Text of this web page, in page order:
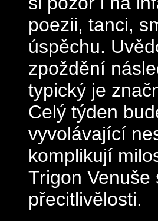
poezii, tanci,
úspěchu.
zpoždění
typický je
Celý týden
vyvolávající
komplikují
Trigon
přecitlivělosti.